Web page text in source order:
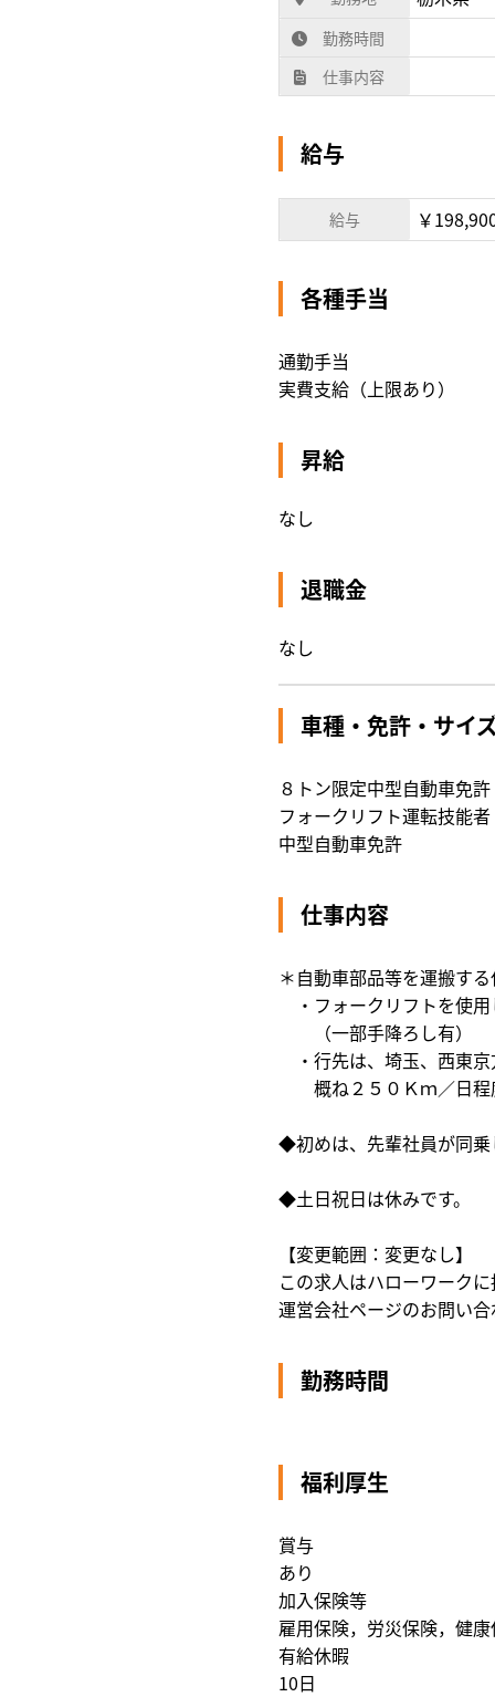
勤務時間
仕事内容
給与
給与 ￥
各種手当
通勤手当
実費支給（上限あり）
昇給
なし
退職金
なし
車種・免許・サイ
８トン限定中型自動車免許
フォークリフト運転技能者
中型自動車免許
仕事内容
＊自動車部品等を運搬する
・フォークリフトを使用
（一部手降ろし有）
・行先は、埼玉、西東京
概ね２５０Ｋｍ／日程
◆初めは、先輩社員が同乗
◆土日祝日は休みです。
【変更範囲：変更なし】
この求人はハローワーク
運営会社ページのお問い合
勤務時間
福利厚生
賞与
あり
加入保険等
雇用保険，労災保険，健
有給休暇
10日